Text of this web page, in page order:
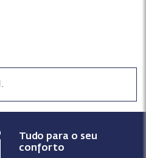
Tudo para o seu
conforto